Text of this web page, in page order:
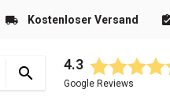
Kostenloser Versand
4.3
Google Reviews